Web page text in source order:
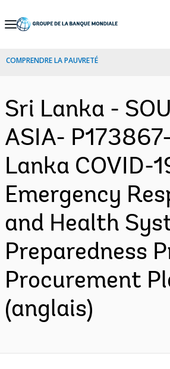
Skip
Navigation
COMPRENDRE LA PAUVRETÉ
Sri Lanka -
ASIA-
Lanka COVID-
Emergency
and Health
Preparedness
Procurement
(anglais)